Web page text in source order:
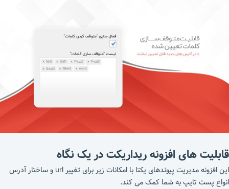
قابلیت های افزونه ریداریکت در یک نگاه
این افزونه مدیریت پیوندهای یکتا با امکانات زیر برای تغییر url و ساختار آدرس
انواع پست تایپ به شما کمک می کند.